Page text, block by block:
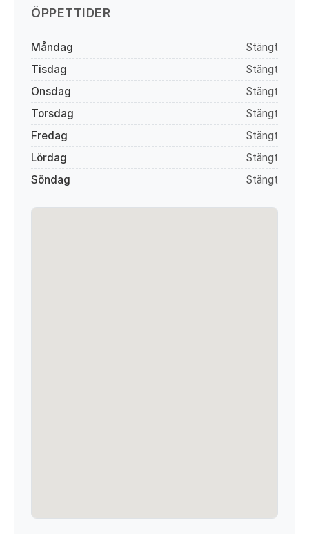
ÖPPETTIDER
Måndag
Stängt
Tisdag
Stängt
Onsdag
Stängt
Torsdag
Stängt
Fredag
Stängt
Lördag
Stängt
Söndag
Stängt